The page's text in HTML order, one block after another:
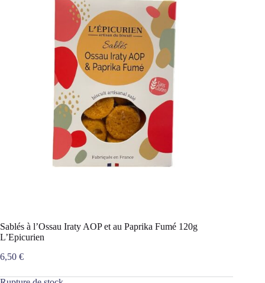
Sablés à l’Ossau Iraty AOP et au Paprika Fumé 120g
L’Epicurien
6,50 €